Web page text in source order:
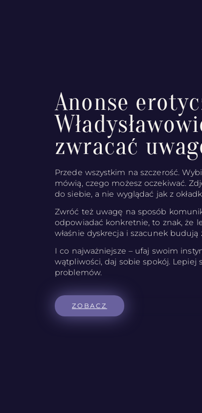
Anonse
zwracać
Przede wszystkim na szczerość.
mówią, czego możesz oczekiwać.
do siebie, a nie wyglądać jak z
Zwróć też uwagę na sposób
odpowiadać konkretnie, to znak, że
właśnie dyskrecja i szacunek budują
I co najważniejsze – ufaj swoim
wątpliwości, daj sobie spokój. Lepiej
problemów.
ZOBACZ